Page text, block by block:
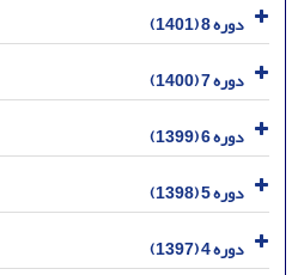
دوره 8 (1401)
دوره 7 (1400)
دوره 6 (1399)
دوره 5 (1398)
دوره 4 (1397)